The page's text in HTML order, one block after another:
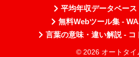
平均年収データベース
無料Webツール集 -
言葉の意味・違い解説 - コ
© 2026 オートタイ